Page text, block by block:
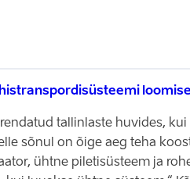
tallinlaste huvides,
sõnul on õige aeg teha
ühtne piletisüsteem ja